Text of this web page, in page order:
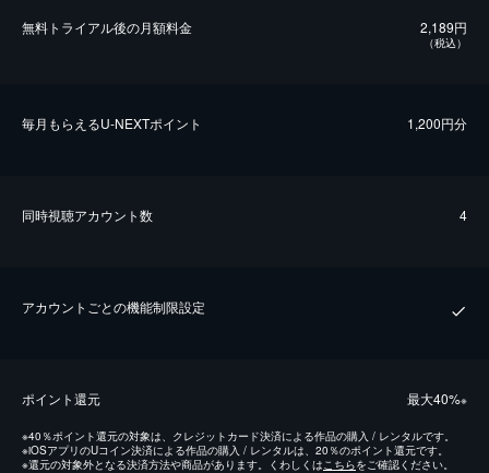
無料トライアル後の⽉額料金 2,189円
（税込）
毎⽉もらえるU-NEXTポイント 1,200円分
同時視聴アカウント数 4
アカウントごとの機能制限設定
ポイント還元 最⼤40%※
※40％ポイント還元の対象は、クレジットカード決済による作品の購入 / レンタルです。
※iOSアプリのUコイン決済による作品の購入 / レンタルは、20％のポイント還元です。
※還元の対象外となる決済方法や商品があります。くわしくは こちらをご確認ください。